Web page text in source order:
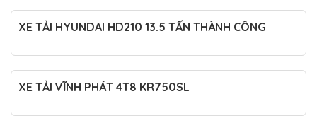
XE TẢI HYUNDAI HD210 13.5 TẤN THÀNH CÔNG
XE TẢI VĨNH PHÁT 4T8 KR750SL